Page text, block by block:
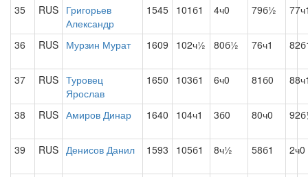
35 RUS Григорьев
Александр
1545 101б1 4ч0 79б½
36 RUS Мурзин Мурат 1609 102ч½ 80б½ 76ч1
37 RUS Туровец
Ярослав
1650 103б1 6ч0 81б0
38 RUS Амиров Динар 1640 104ч1 3б0 80ч0
39 RUS Денисов Данил 1593 105б1 8ч½ 58б1 2ч0